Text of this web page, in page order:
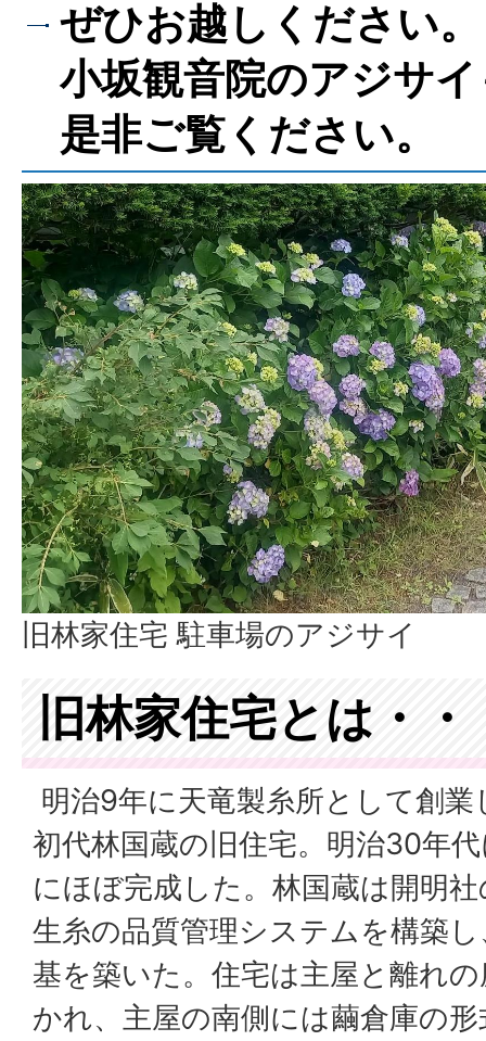
ぜひお越しください
小坂観音院のアジサ
是非ご覧ください。
旧林家住宅 駐車場のアジサイ
旧林家住宅とは・・
明治9年に天竜製糸所として創
初代林国蔵の旧住宅。明治30年
にほぼ完成した。林国蔵は開明
生糸の品質管理システムを構築
基を築いた。住宅は主屋と離れ
かれ、主屋の南側には繭倉庫の